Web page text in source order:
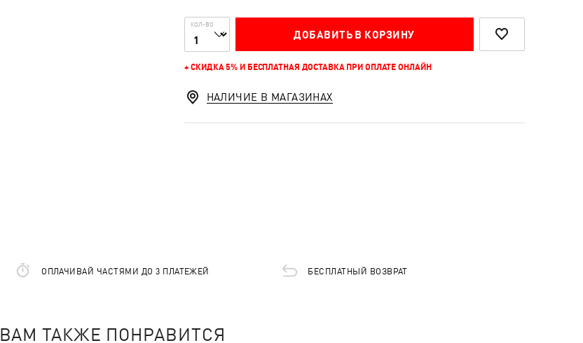
КОЛ-ВО
ДОБАВИТЬ В КОРЗИНУ
+ СКИДКА 5% И БЕСПЛАТНАЯ ДОСТАВКА ПРИ ОПЛАТЕ ОНЛАЙН
НАЛИЧИЕ В МАГАЗИНАХ
ОПЛАЧИВАЙ ЧАСТЯМИ ДО 3 ПЛАТЕЖЕЙ БЕСПЛАТНЫЙ ВОЗВРАТ
ВАМ ТАКЖЕ ПОНРАВИТСЯ